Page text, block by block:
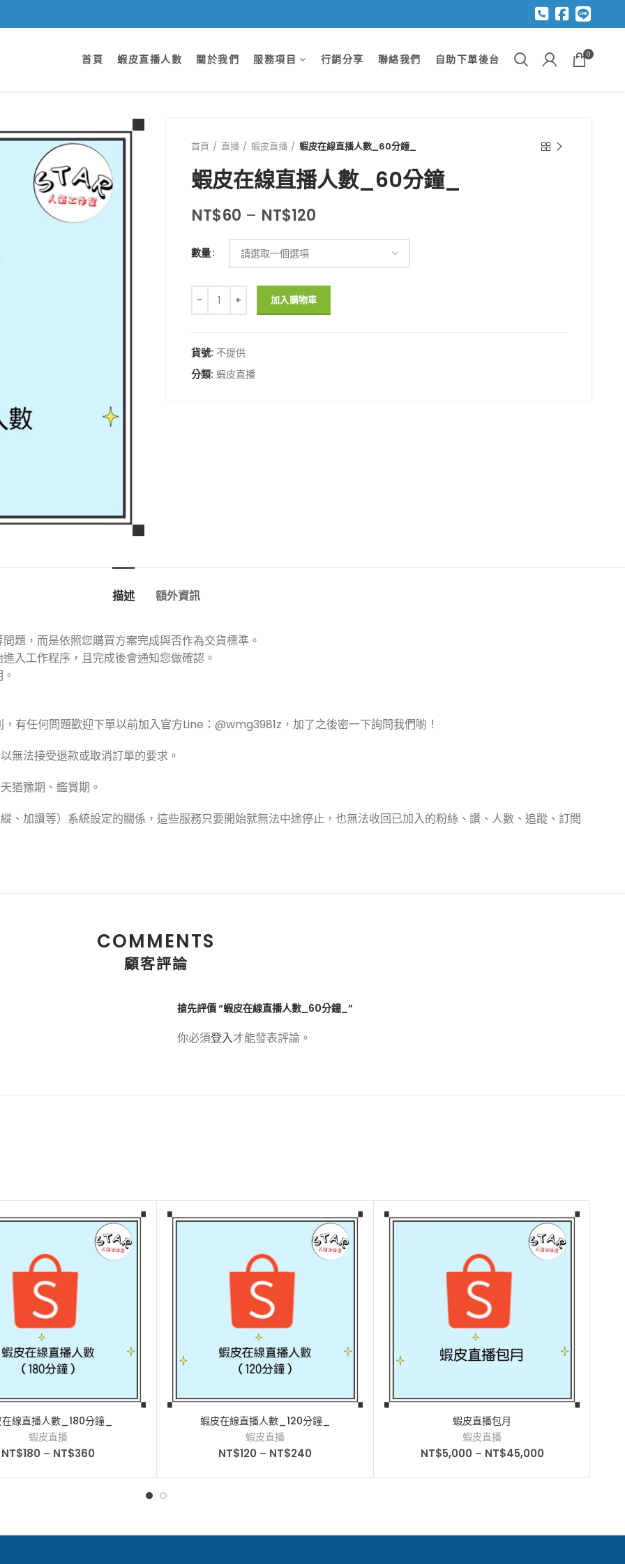
首頁 蝦皮直播人數 關於我們 服務項目 行銷分享 聯絡我們 自助下單後台 0
首頁 直播 蝦皮直播 蝦皮在線直播人數_60分鐘_
蝦皮在線直播人數_60分鐘_
NT$60 – NT$120
數量
蝦皮在線直播人數_60分鐘_ 數量
加入購物車
貨號: 不提供
分類: 蝦皮直播
描述 額外資訊
題，而是依照您購買方案完成與否作為交貨標準。
入工作程序，且完成後會通知您做確認。
有任何問題歡迎下單以前加入官方Line：@wmg3981z，加了之後密一下詢問我們喲！
無法接受退款或取消訂單的要求。
猶豫期、鑑賞期。
加讚等）系統設定的關係，這些服務只要開始就無法中途停止，也無法收回已加入的粉絲、讚、人數、追蹤、訂閱
COMMENTS
顧客評論
搶先評價 “蝦皮在線直播人數_60分鐘_”
你必須登入才能發表評論。
線直播人數_180分鐘_
蝦皮直播
NT$180 – NT$360
蝦皮在線直播人數_120分鐘_
蝦皮直播
NT$120 – NT$240
蝦皮直播包月
蝦皮直播
NT$5,000 – NT$45,000